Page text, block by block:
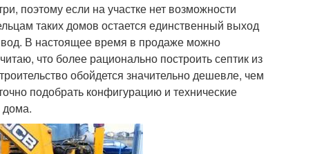
поэтому если на участке нет возможности
таких домов остается единственный выход
вод. В настоящее время в продаже можно
что более рационально построить септик из
обойдется значительно дешевле, чем
подобрать конфигурацию и технические
дома.